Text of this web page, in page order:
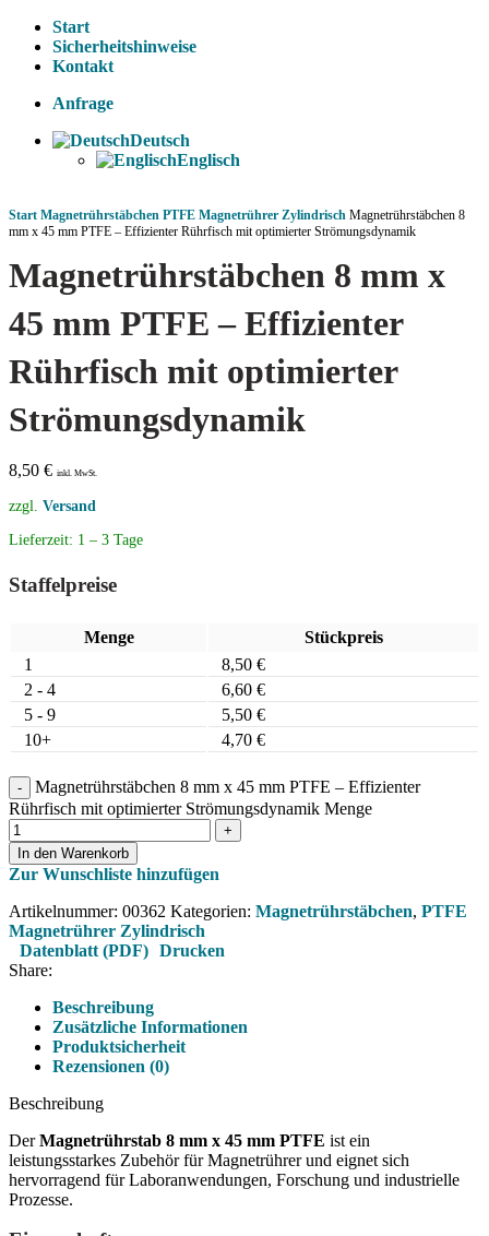
Start
Sicherheitshinweise
Kontakt
Anfrage
Deutsch
Englisch
Start Magnetrührstäbchen PTFE Magnetrührer Zylindrisch Magnetrührstäbchen 8
mm x 45 mm PTFE – Effizienter Rührfisch mit optimierter Strömungsdynamik
Magnetrührstäbchen 8 mm x
45 mm PTFE – Effizienter
Rührfisch mit optimierter
Strömungsdynamik
8,50 € inkl. MwSt.
zzgl. Versand
Lieferzeit: 1 – 3 Tage
Staffelpreise
Menge
Stückpreis
1
8,50 €
2 - 4
6,60 €
5 - 9
5,50 €
10+
4,70 €
Magnetrührstäbchen 8 mm x 45 mm PTFE – Effizienter
Rührfisch mit optimierter Strömungsdynamik Menge
In den Warenkorb
Zur Wunschliste hinzufügen
Artikelnummer: 00362 Kategorien: Magnetrührstäbchen, PTFE
Magnetrührer Zylindrisch
Datenblatt (PDF) Drucken
Share:
Beschreibung
Zusätzliche Informationen
Produktsicherheit
Rezensionen (0)
Beschreibung
DerMagnetrührstab 8 mm x 45 mm PTFE ist ein
leistungsstarkes Zubehör für Magnetrührer und eignet sich
hervorragend für Laboranwendungen, Forschung und industrielle
Prozesse.